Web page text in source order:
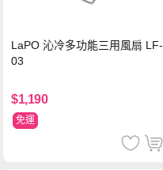
LaPO 沁冷多功能三用風扇 LF-
03
$1,190
免運